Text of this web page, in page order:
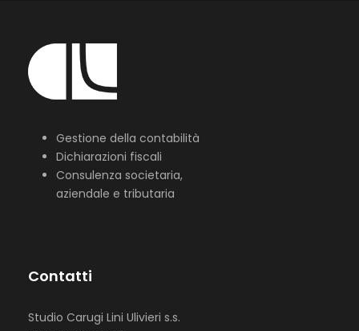
Gestione della contabilità
Dichiarazioni fiscali
Consulenza societaria,
aziendale e tributaria
Contatti
Studio Carugi Lini Ulivieri s.s.